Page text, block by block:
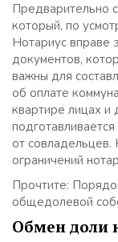
Предварительно
который, по
Нотариус вправе
документов,
важны для
об оплате
квартире лицах
от совладельцев.
ограничений
Прочтите:
общедолевой
Обмен доли